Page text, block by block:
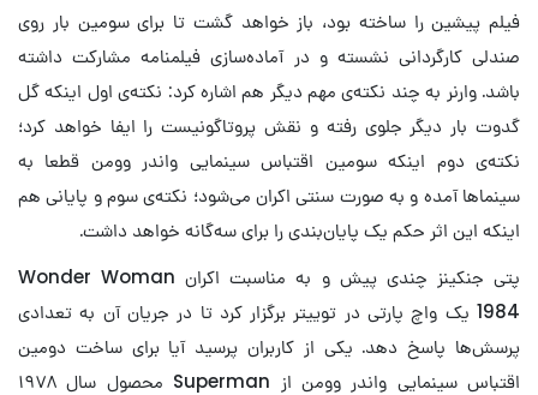
فیلم پیشین را ساخته بود، باز خواهد گشت تا برای سومین بار روی
صندلی کارگردانی نشسته و در آماده‌سازی فیلمنامه مشارکت داشته
باشد. وارنر به چند نکته‌ی مهم دیگر هم اشاره کرد: نکته‌ی اول اینکه گل
گدوت بار دیگر جلوی رفته و نقش پروتاگونیست را ایفا خواهد کرد؛
نکته‌ی دوم اینکه سومین اقتباس سینمایی واندر وومن قطعا به
سینماها آمده و به صورت سنتی اکران می‌شود؛ نکته‌ی سوم و پایانی هم
اینکه این اثر حکم یک پایان‌بندی را برای سه‌گانه خواهد داشت.
پتی جنکینز چندی پیش و به مناسبت اکران Wonder Woman
1984 یک واچ پارتی در توییتر برگزار کرد تا در جریان آن به تعدادی
پرسش‌ها پاسخ دهد. یکی از کاربران پرسید آیا برای ساخت دومین
اقتباس سینمایی واندر وومن از Superman محصول سال ۱۹۷۸